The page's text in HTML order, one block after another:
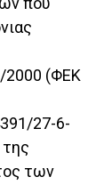
2000 (ΦΕΚ
27-6-
των